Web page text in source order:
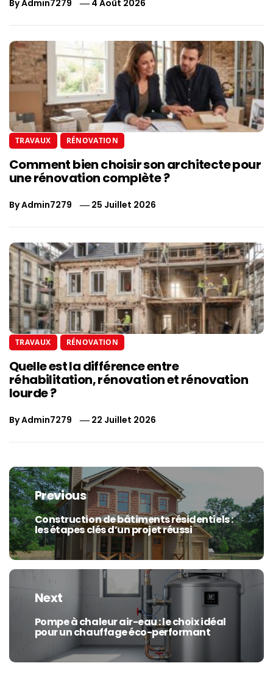
ByAdmin7279 4 Août 2026
TRAVAUX RÉNOVATION
Comment bien choisir son architecte pour
une rénovation complète ?
ByAdmin7279 25 Juillet 2026
TRAVAUX RÉNOVATION
Quelle est la différence entre
réhabilitation, rénovation et rénovation
lourde ?
ByAdmin7279 22 Juillet 2026
Navigation
de
l’article
Previous
Previous
post:
Construction de bâtiments résidentiels :
les étapes clés d’un projet réussi
Next
Next
post:
Pompe à chaleur air-eau : le choix idéal
pour un chauffage éco-performant